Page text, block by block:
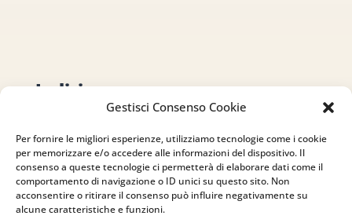
Gestisci Consenso Cookie
Per fornire le migliori esperienze, utilizziamo tecnologie come i cookie
per memorizzare e/o accedere alle informazioni del dispositivo. Il
consenso a queste tecnologie ci permetterà di elaborare dati come il
comportamento di navigazione o ID unici su questo sito. Non
acconsentire o ritirare il consenso può influire negativamente su
alcune caratteristiche e funzioni.
Indirizzo
83030 Venticano (AV)
Email
info@studiopizzano.it